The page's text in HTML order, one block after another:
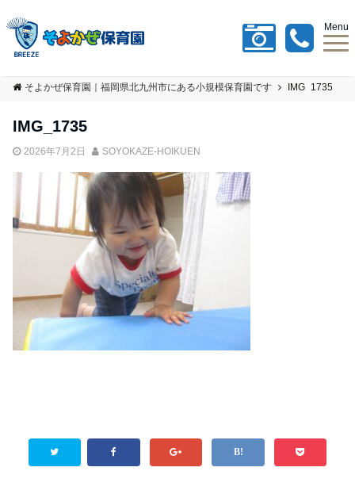
Menu
そよかぜ保育園｜福岡県北九州市にある小規模保育園です IMG_1735
IMG_1735
2026年7月2日 SOYOKAZE-HOIKUEN